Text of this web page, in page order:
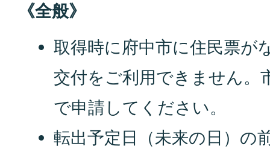
《全般》
取得時に府中市に住民票が
交付をご利用できません。
で申請してください。
転出予定日（未来の日）の